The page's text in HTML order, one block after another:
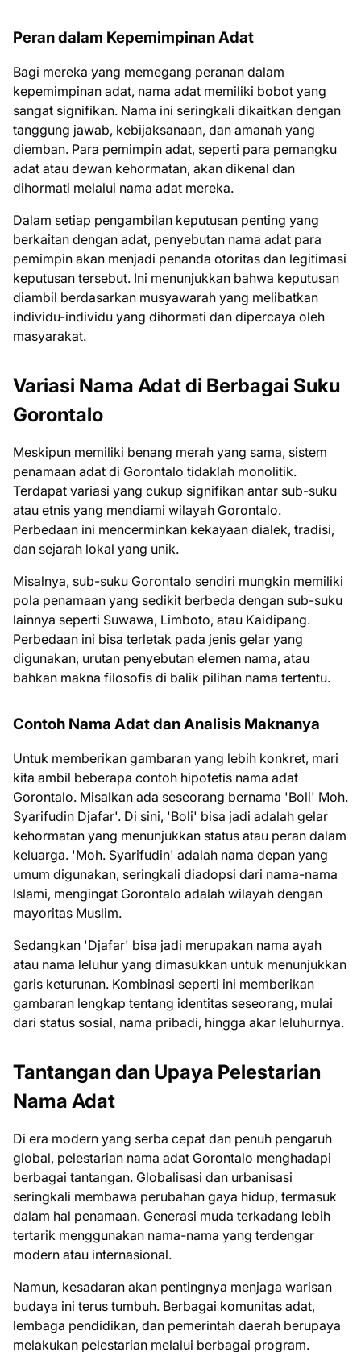
Peran dalam Kepemimpinan Adat
Bagi mereka yang memegang peranan dalam
kepemimpinan adat, nama adat memiliki bobot yang
sangat signifikan. Nama ini seringkali dikaitkan dengan
tanggung jawab, kebijaksanaan, dan amanah yang
diemban. Para pemimpin adat, seperti para pemangku
adat atau dewan kehormatan, akan dikenal dan
dihormati melalui nama adat mereka.
Dalam setiap pengambilan keputusan penting yang
berkaitan dengan adat, penyebutan nama adat para
pemimpin akan menjadi penanda otoritas dan legitimasi
keputusan tersebut. Ini menunjukkan bahwa keputusan
diambil berdasarkan musyawarah yang melibatkan
individu-individu yang dihormati dan dipercaya oleh
masyarakat.
Variasi Nama Adat di Berbagai Suku
Gorontalo
Meskipun memiliki benang merah yang sama, sistem
penamaan adat di Gorontalo tidaklah monolitik.
Terdapat variasi yang cukup signifikan antar sub-suku
atau etnis yang mendiami wilayah Gorontalo.
Perbedaan ini mencerminkan kekayaan dialek, tradisi,
dan sejarah lokal yang unik.
Misalnya, sub-suku Gorontalo sendiri mungkin memiliki
pola penamaan yang sedikit berbeda dengan sub-suku
lainnya seperti Suwawa, Limboto, atau Kaidipang.
Perbedaan ini bisa terletak pada jenis gelar yang
digunakan, urutan penyebutan elemen nama, atau
bahkan makna filosofis di balik pilihan nama tertentu.
Contoh Nama Adat dan Analisis Maknanya
Untuk memberikan gambaran yang lebih konkret, mari
kita ambil beberapa contoh hipotetis nama adat
Gorontalo. Misalkan ada seseorang bernama 'Boli' Moh.
Syarifudin Djafar'. Di sini, 'Boli' bisa jadi adalah gelar
kehormatan yang menunjukkan status atau peran dalam
keluarga. 'Moh. Syarifudin' adalah nama depan yang
umum digunakan, seringkali diadopsi dari nama-nama
Islami, mengingat Gorontalo adalah wilayah dengan
mayoritas Muslim.
Sedangkan 'Djafar' bisa jadi merupakan nama ayah
atau nama leluhur yang dimasukkan untuk menunjukkan
garis keturunan. Kombinasi seperti ini memberikan
gambaran lengkap tentang identitas seseorang, mulai
dari status sosial, nama pribadi, hingga akar leluhurnya.
Tantangan dan Upaya Pelestarian
Nama Adat
Di era modern yang serba cepat dan penuh pengaruh
global, pelestarian nama adat Gorontalo menghadapi
berbagai tantangan. Globalisasi dan urbanisasi
seringkali membawa perubahan gaya hidup, termasuk
dalam hal penamaan. Generasi muda terkadang lebih
tertarik menggunakan nama-nama yang terdengar
modern atau internasional.
Namun, kesadaran akan pentingnya menjaga warisan
budaya ini terus tumbuh. Berbagai komunitas adat,
lembaga pendidikan, dan pemerintah daerah berupaya
melakukan pelestarian melalui berbagai program.